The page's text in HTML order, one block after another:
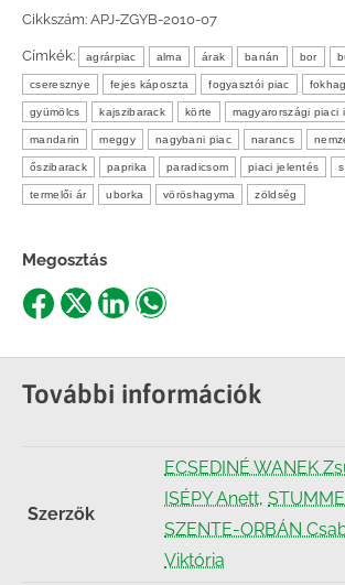
Cikkszám: APJ-ZGYB-2010-07
Címkék: agrárpiac alma árak banán bor
cseresznye fejes káposzta fogyasztói piac
gyümölcs kajszibarack körte magyarországi piaci
mandarin meggy nagybani piac narancs
őszibarack paprika paradicsom piaci jelentés
termelői ár uborka vöröshagyma zöldség
Megosztás
Share
Facebook
Share
X
Share
LinkedIn
Share
WhatsApp
További információk
Szerzők
ECSEDINÉ WANEK
ISÉPY Anett,
SZENTE-ORBÁN
Viktória